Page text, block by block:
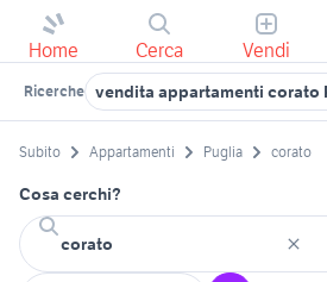
Home Cerca Vendi
Ricerche vendita appartamenti corato
Subito Appartamenti Puglia corato
Cosa cerchi?